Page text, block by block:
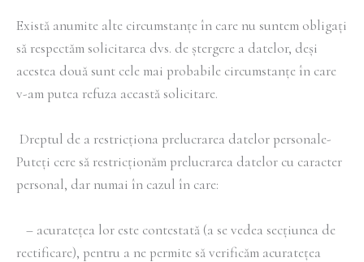
Există anumite alte circumstanțe în care nu suntem obligați
să respectăm solicitarea dvs. de ștergere a datelor, deși
acestea două sunt cele mai probabile circumstanțe în care
v-am putea refuza această solicitare.
Dreptul de a restricționa prelucrarea datelor personale-
Puteți cere să restricționăm prelucrarea datelor cu caracter
personal, dar numai în cazul în care:
– acuratețea lor este contestată (a se vedea secțiunea de
rectificare), pentru a ne permite să verificăm acuratețea